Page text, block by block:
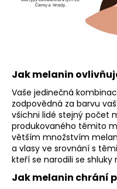
Jak melanin
Vaše jedinečná
zodpovědná za barvu
všichni lidé stejný počet
produkovaného těmito
větším množstvím
a vlasy ve srovnání s
kteří se narodili se
Jak melanin chrání